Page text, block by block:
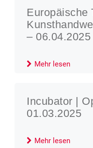
Europäische
– 06.04.2025
Mehr lesen
Incubator |
01.03.2025
Mehr lesen